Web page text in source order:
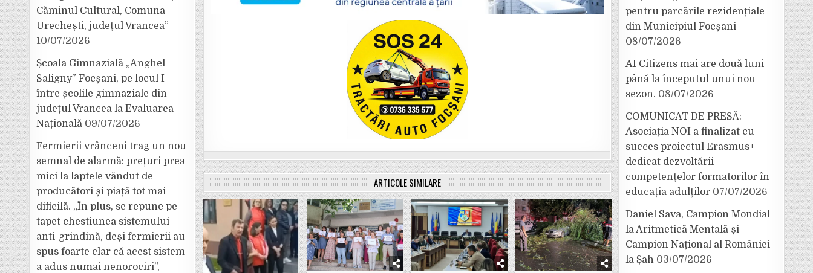
ARTICOLE SIMILARE
Căminul Cultural, Comuna
Urechești, județul Vrancea”
10/07/2026
Școala Gimnazială „Anghel
Saligny” Focșani, pe locul I
între școlile gimnaziale din
județul Vrancea la Evaluarea
Națională 09/07/2026
Fermierii vrânceni trag un nou
semnal de alarmă: prețuri prea
mici la laptele vândut de
producători și piață tot mai
dificilă. „În plus, se repune pe
tapet chestiunea sistemului
anti-grindină, deși fermierii au
spus foarte clar că acest sistem
a adus numai nenorociri”,
pentru parcările rezidențiale
din Municipiul Focșani
08/07/2026
AI Citizens mai are două luni
până la începutul unui nou
sezon. 08/07/2026
COMUNICAT DE PRESĂ:
Asociația NOI a finalizat cu
succes proiectul Erasmus+
dedicat dezvoltării
competențelor formatorilor în
educația adulților 07/07/2026
Daniel Sava, Campion Mondial
la Aritmetică Mentală și
Campion Național al României
la Șah 03/07/2026